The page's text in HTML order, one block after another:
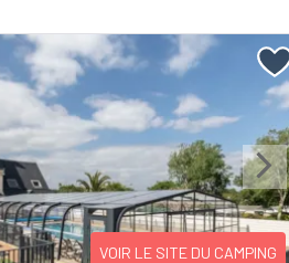
Next
VOIR LE SITE DU CAMPING